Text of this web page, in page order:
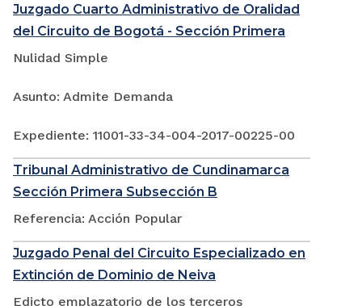
Juzgado Cuarto Administrativo de Oralidad
del Circuito de Bogotá - Sección Primera
Nulidad Simple
Asunto: Admite Demanda
Expediente: 11001-33-34-004-2017-00225-00
Tribunal Administrativo de Cundinamarca
Sección Primera Subsección B
Referencia: Acción Popular
Juzgado Penal del Circuito Especializado en
Extinción de Dominio de Neiva
Edicto emplazatorio de los terceros